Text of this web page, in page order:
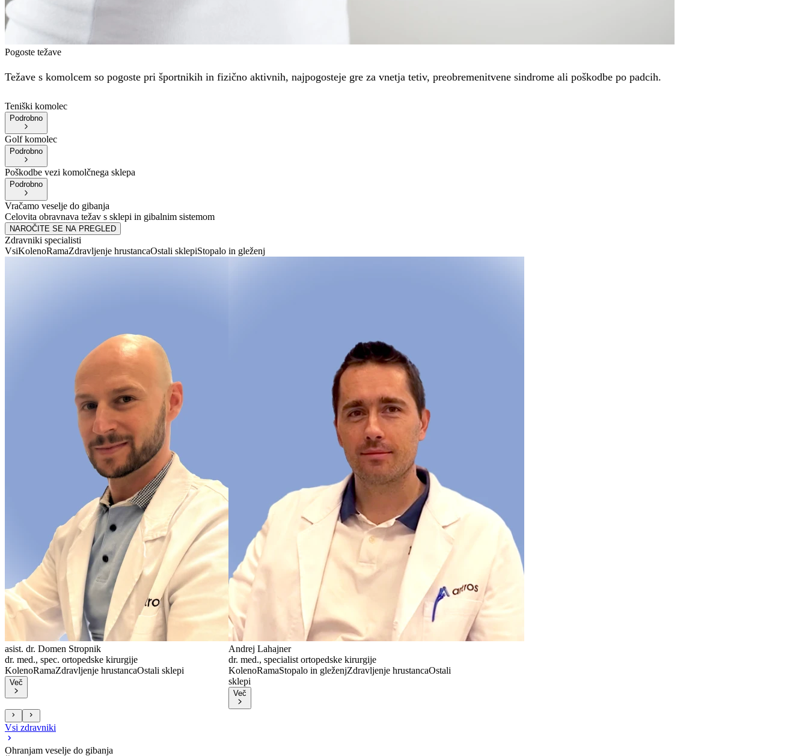
Pogoste težave
Težave s komolcem so pogoste pri športnikih in fizično aktivnih, najpogosteje gre za vnetja tetiv, preobremenitvene sindrome ali poškodbe po padcih.
Teniški komolec
Podrobno
Golf komolec
Podrobno
Poškodbe vezi komolčnega sklepa
Podrobno
Vračamo veselje do gibanja
Celovita obravnava težav s sklepi in gibalnim sistemom
NAROČITE SE NA PREGLED
Zdravniki specialisti
VsiKolenoRamaZdravljenje hrustancaOstali sklepiStopalo in gleženj
asist. dr. Domen Stropnik
dr. med., spec. ortopedske kirurgije
KolenoRamaZdravljenje hrustancaOstali sklepi
Več
Andrej Lahajner
dr. med., specialist ortopedske kirurgije
KolenoRamaStopalo in gleženjZdravljenje hrustancaOstali
sklepi
Več
Vsi zdravniki
Ohranjam veselje do gibanja